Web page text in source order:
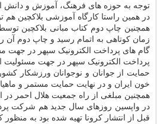
توجه به حوزه های فرهنگ، آموزش و
در همین راستا کارگاه آموزشی بلاکچین هم
همچنین چاپ دوم کتاب مبانی بلاکچین
زمان کوتاهی به اتمام رسید و چاپ دوم آن
گام های پرداخت الکترونیک سپهر در جهت
پرداخت الکترونیک سپهر در جهت
حمایت از جوانان و نوجوانان ورزشکار
خون ایران و در نهایت حمایت مستمر و
همچنین مبلغی از راه جمعیت هلال احمر
در واپسین روزهای سال جدید هم شرکت
قبل از انتشار کرونا تهیه شده بود به